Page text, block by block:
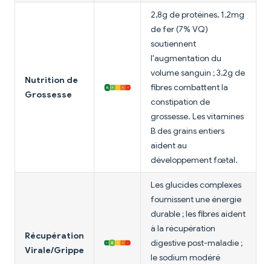
Nutrition de
Grossesse
2,8g de protéines, 1,2mg
de fer (7% VQ)
soutiennent
l'augmentation du
volume sanguin ; 3,2g de
fibres combattent la
constipation de
grossesse. Les vitamines
B des grains entiers
aident au
développement fœtal.
Récupération
Virale/Grippe
Les glucides complexes
fournissent une énergie
durable ; les fibres aident
à la récupération
digestive post-maladie ;
le sodium modéré